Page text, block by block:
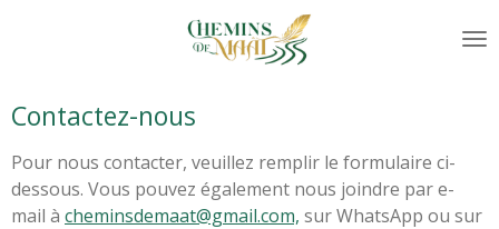
principal
Contactez-nous
Pour nous contacter, veuillez remplir le formulaire ci-
dessous. Vous pouvez également nous joindre par e-
mail à cheminsdemaat@gmail.com, sur WhatsApp ou sur